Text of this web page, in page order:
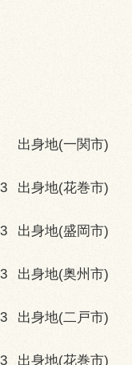
出身地(一関市)
出身地(花巻市)
出身地(盛岡市)
出身地(奥州市)
出身地(二戸市)
出身地(花巻市)